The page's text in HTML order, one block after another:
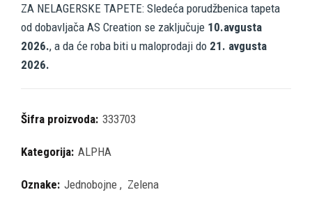
ZA NELAGERSKE TAPETE: Sledeća porudžbenica tapeta
od dobavljača AS Creation se zaključuje 10.avgusta
2026., a da će roba biti u maloprodaji do 21. avgusta
2026.
Šifra proizvoda: 333703
Kategorija: ALPHA
Oznake: Jednobojne , Zelena